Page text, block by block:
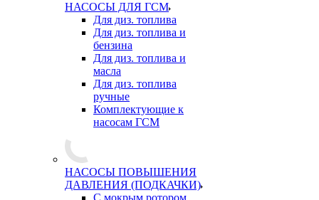
НАСОСЫ ДЛЯ ГСМ
Для диз. топлива
Для диз. топлива и
бензина
Для диз. топлива и
масла
Для диз. топлива
ручные
Комплектующие к
насосам ГСМ
НАСОСЫ ПОВЫШЕНИЯ
ДАВЛЕНИЯ (ПОДКАЧКИ)
С мокрым ротором